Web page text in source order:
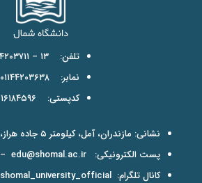
تلفن: ۱۳ – ۰۱۱۴۴۲۰۳۷۱۱
نمابر: ۰۱۱۴۴۲۰۳۶۳۸
کدپستی: ۴۶۱۶۱۸۴۵۹۶
نشانی: مازندران، آمل، کیلومتر ۵ جاده هراز، دو راهی امامزاده عبدالله
پست الکترونیکی:
– edu@shomal.ac.ir
کانال تلگرام: shomal_university_official@